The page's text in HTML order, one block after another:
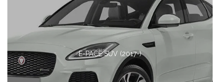
E-PACE SUV (2017-)